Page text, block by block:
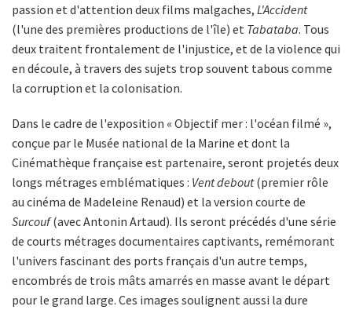
passion et d'attention deux films malgaches, L'Accident
(l'une des premières productions de l'île) et Tabataba. Tous
deux traitent frontalement de l'injustice, et de la violence qui
en découle, à travers des sujets trop souvent tabous comme
la corruption et la colonisation.
Dans le cadre de l'exposition « Objectif mer : l'océan filmé »,
conçue par le Musée national de la Marine et dont la
Cinémathèque française est partenaire, seront projetés deux
longs métrages emblématiques : Vent debout(premier rôle
au cinéma de Madeleine Renaud) et la version courte de
Surcouf(avec Antonin Artaud). Ils seront précédés d'une série
de courts métrages documentaires captivants, remémorant
l'univers fascinant des ports français d'un autre temps,
encombrés de trois mâts amarrés en masse avant le départ
pour le grand large. Ces images soulignent aussi la dure